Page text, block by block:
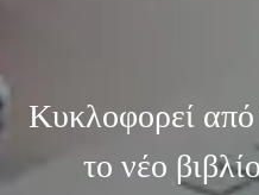
Κυκλοφορεί από
το νέο